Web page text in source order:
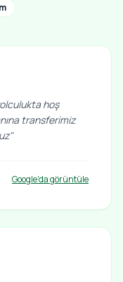
hoş
transferimiz
Google'da görüntüle